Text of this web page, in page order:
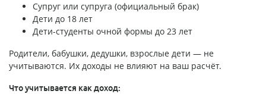
Супруг или супруга (официальный брак)
Дети до 18 лет
Дети-студенты очной формы до 23 лет
Родители, бабушки, дедушки, взрослые дети — не
учитываются. Их доходы не влияют на ваш расчёт.
Что учитывается как доход: